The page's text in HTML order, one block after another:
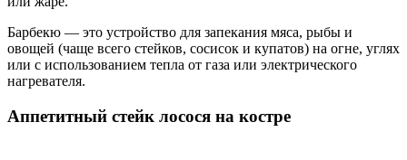
Барбекю — это устройство для запекания мяса, рыбы и
овощей (чаще всего стейков, сосисок и купатов) на огне, углях
или с использованием тепла от газа или электрического
нагревателя.
Аппетитный стейк лосося на костре